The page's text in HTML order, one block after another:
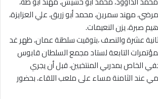
مهند سمرين، محمد أبو زريق، علي العزايزة،
صبرة، يزن النعيمات.
عشرة والنصف ،بتوقيت سلطنة عمان، ظهر غد
التابعة لستاد مجمع السلطان قابوس
الخاص بمدربي المنتخبين، قبل أن يجري
عند الثامنة مساء على ملعب اللقاء، بحضور